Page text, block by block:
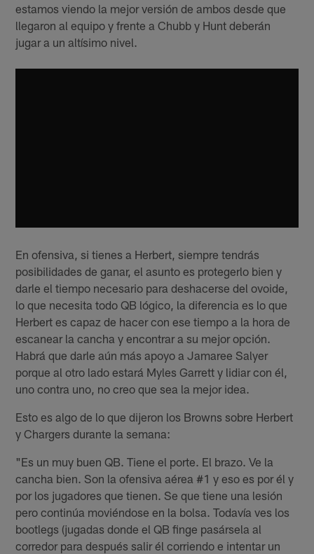
estamos viendo la mejor versión de ambos desde que
llegaron al equipo y frente a Chubb y Hunt deberán
jugar a un altísimo nivel.
En ofensiva, si tienes a Herbert, siempre tendrás
posibilidades de ganar, el asunto es protegerlo bien y
darle el tiempo necesario para deshacerse del ovoide,
lo que necesita todo QB lógico, la diferencia es lo que
Herbert es capaz de hacer con ese tiempo a la hora de
escanear la cancha y encontrar a su mejor opción.
Habrá que darle aún más apoyo a Jamaree Salyer
porque al otro lado estará Myles Garrett y lidiar con él,
uno contra uno, no creo que sea la mejor idea.
Esto es algo de lo que dijeron los Browns sobre Herbert
y Chargers durante la semana:
"Es un muy buen QB. Tiene el porte. El brazo. Ve la
cancha bien. Son la ofensiva aérea #1 y eso es por él y
por los jugadores que tienen. Se que tiene una lesión
pero continúa moviéndose en la bolsa. Todavía ves los
bootlegs (jugadas donde el QB finge pasársela al
corredor para después salir él corriendo e intentar un